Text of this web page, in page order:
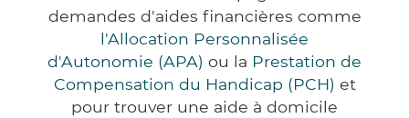
demandes d'aides financières comme
l'Allocation Personnalisée
d'Autonomie (APA) ou la Prestation de
Compensation du Handicap (PCH) et
pour trouver une aide à domicile